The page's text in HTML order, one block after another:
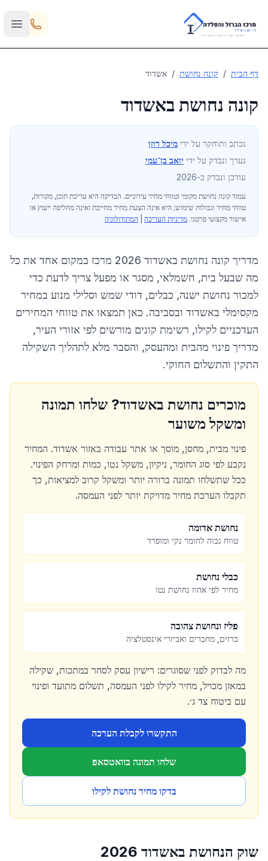
Skip to main content
דף הבית / קונה נחושת / אשדוד
קונה נחושת באשדוד
נכתב ותוחקר על ידי מיכל רוזן
נערך ונבדק על ידי יואב בן־עמי
עודכן ונבדק ב-2026
עמוד קונה נחושת מקומי וטווחי מחיר עירוניים. הבדיקה היא עריכת תוכן, מקורות,
טווחי מחיר וגבולות שימוש; היא אינה הצעת מחיר מחייבת ואינה מחליפה ייעוץ או
אישור מקצועי פרטני. מדיניות העריכה המתודולוגיה
מדריך קונה נחושת באשדוד
2026 מרכז במקום אחד את כל
מה שבעל בית, חשמלאי, מסגר או מפעל צריך לדעת כדי
למכור נחושת ישנה, כבלים, דודי שמש וסלילי מנוע במחיר
מקסימלי באשדוד ובסביבה. כאן תמצאו את טווחי המחירים
העדכניים לקילו, רשימת קונים מורשים לפי אזורי העיר,
מדריך פינוי מהבית ומהעסק, והסבר מלא לתהליך השקילה
התקין והתשלום החוקי.
מוכרים נחושת באשדוד? שלחו תמונה
ומשקל משוער
פינוי מבית, מחסן, מוסך או אתר עבודה באזור אשדוד. המחיר
נקבע לפי סוג החומר, ניקיון, משקל נטו, כמות ומרחק הפינוי.
ככל שתשלחו תמונה ברורה יותר ומשקל קרוב למציאות, כך
תקבלו הערכת מחיר מדויקת יותר לפני העמסה.
נחושת אדומה
טווח גבוה לחומר נקי ומופרד
כבלי נחושת
מחיר לפי אחוז נחושת נטו
פליז ונחושת צהובה
ברזים, מחברים ואביזרי אינסטלציה
מה לבדוק לפני שסוגרים: רישיון עסק לסחר במתכות, שקילה
במאזן מכויל, מחיר לקילו לפני העמסה, תשלום מתועד ופינוי
עם ביטוח צד ג׳.
התקשרו לקבלת הערכה
שלחו תמונה בוואטסאפ
בדקו מחיר נחושת לקילו
שוק הנחושת באשדוד